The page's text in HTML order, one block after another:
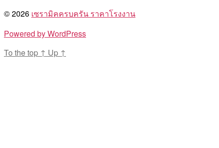
© 2026 เซรามิคครบครัน ราคาโรงงาน
Powered by WordPress
To the top ↑ Up ↑